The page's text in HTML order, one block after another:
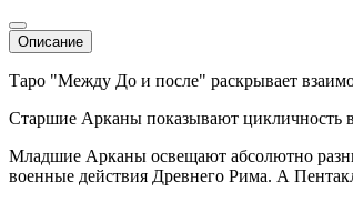
Описание
Таро "Между До и после" раскрывает
Старшие Арканы показывают цикличность
Младшие Арканы освещают абсолютно
военные действия Древнего Рима. А